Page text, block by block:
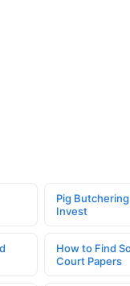
Pig
Invest
How to Find
Court Papers